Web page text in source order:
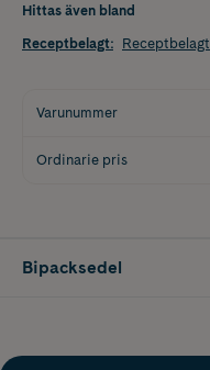
Hittas även bland
Receptbelagt: Receptbelagt
Varunummer
Ordinarie pris
Bipacksedel